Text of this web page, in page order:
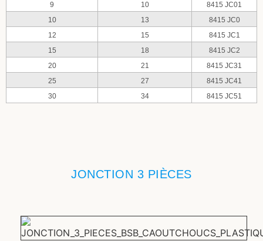
9
10
8415 JC01
10
13
8415 JC0
12
15
8415 JC1
15
18
8415 JC2
20
21
8415 JC31
25
27
8415 JC41
30
34 8415 JC51
JONCTION 3 PIÈCES